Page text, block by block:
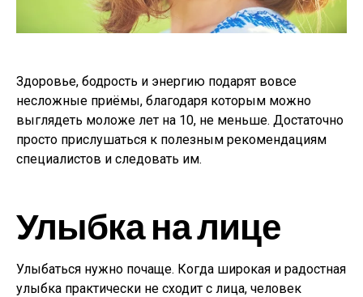
Здоровье, бодрость и энергию подарят вовсе
несложные приёмы, благодаря которым можно
выглядеть моложе лет на 10, не меньше. Достаточно
просто прислушаться к полезным рекомендациям
специалистов и следовать им.
Улыбка на лице
Улыбаться нужно почаще. Когда широкая и радостная
улыбка практически не сходит с лица, человек